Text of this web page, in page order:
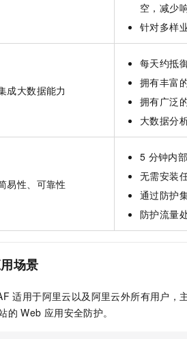
空，减少
针对多样
成大数据能力
每天约抵
拥有丰富
拥有广泛
大数据分
易性、可靠性
5 分钟内
无需安装
通过防护
防护流量
场景
适用于阿里云以及阿里云外所有用户，
的 Web 应用安全防护。